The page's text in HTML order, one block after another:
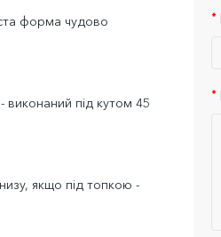
форма чудово
виконаний під кутом 45
якщо під топкою -